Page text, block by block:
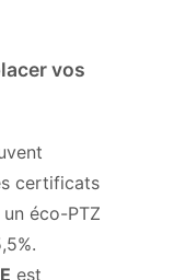
vos
certificats
éco-PTZ
est